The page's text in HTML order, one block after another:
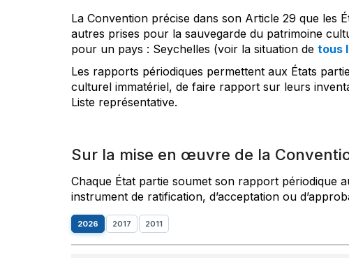
La Convention précise dans son Article 29 que les
autres prises pour la sauvegarde du patrimoine
pour un pays : Seychelles (voir la situation de tous
Les rapports périodiques permettent aux États
culturel immatériel, de faire rapport sur leurs
Liste représentative.
Sur la mise en œuvre de la
Chaque État partie soumet son rapport périodique
instrument de ratification, d’acceptation ou
2026 2017 2011